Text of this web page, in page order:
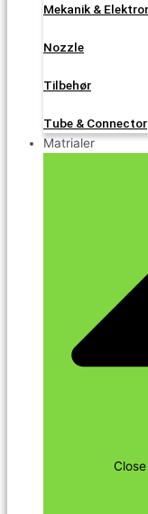
Mekanik &
Nozzle
Tilbehør
Tube & Connector
Matrialer